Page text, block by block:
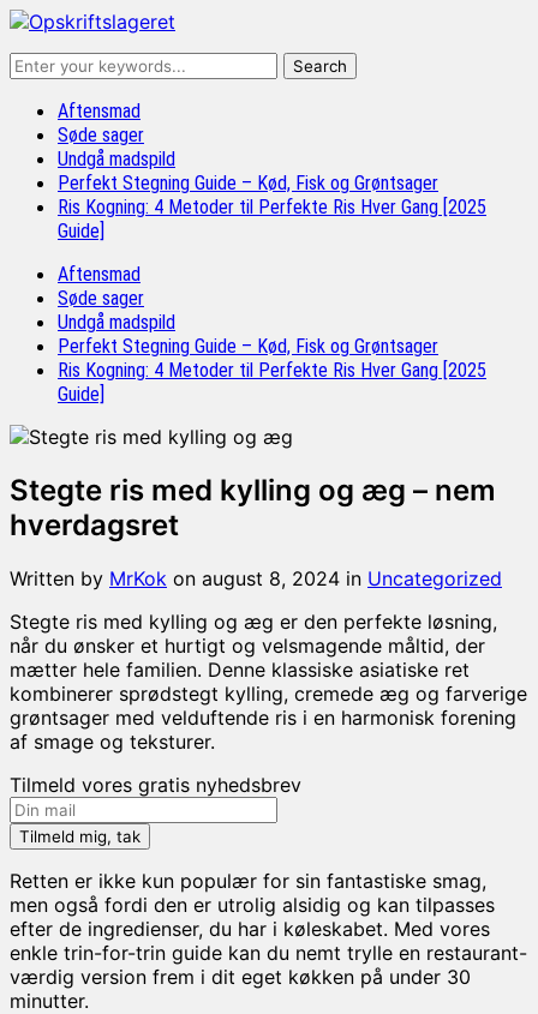
Aftensmad
Søde sager
Undgå madspild
Perfekt Stegning Guide – Kød, Fisk og Grøntsager
Ris Kogning: 4 Metoder til Perfekte Ris Hver Gang [2025
Guide]
Aftensmad
Søde sager
Undgå madspild
Perfekt Stegning Guide – Kød, Fisk og Grøntsager
Ris Kogning: 4 Metoder til Perfekte Ris Hver Gang [2025
Guide]
Stegte ris med kylling og æg – nem
hverdagsret
Written by MrKok on august 8, 2024 in Uncategorized
Stegte ris med kylling og æg er den perfekte løsning,
når du ønsker et hurtigt og velsmagende måltid, der
mætter hele familien. Denne klassiske asiatiske ret
kombinerer sprødstegt kylling, cremede æg og farverige
grøntsager med velduftende ris i en harmonisk forening
af smage og teksturer.
Tilmeld vores gratis nyhedsbrev
Retten er ikke kun populær for sin fantastiske smag,
men også fordi den er utrolig alsidig og kan tilpasses
efter de ingredienser, du har i køleskabet. Med vores
enkle trin-for-trin guide kan du nemt trylle en restaurant-
værdig version frem i dit eget køkken på under 30
minutter.